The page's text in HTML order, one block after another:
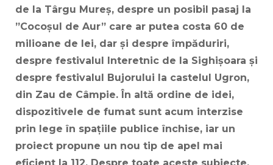
de la Târgu Mureș, despre un posibil pasaj la
”Cocoșul de Aur” care ar putea costa 60 de
milioane de lei, dar și despre împăduriri,
despre festivalul Interetnic de la Sighișoara și
despre festivalul Bujorului la castelul Ugron,
din Zau de Câmpie. În altă ordine de idei,
dispozitivele de fumat sunt acum interzise
prin lege în spațiile publice închise, iar un
proiect propune un nou tip de apel mai